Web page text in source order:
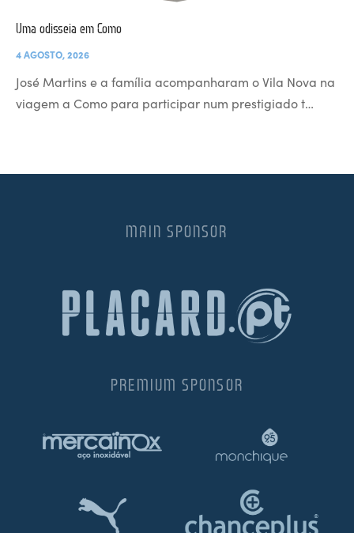
Uma odisseia em Como
4 AGOSTO, 2026
José Martins e a família acompanharam o Vila Nova na
viagem a Como para participar num prestigiado t…
MAIN SPONSOR
PREMIUM SPONSOR